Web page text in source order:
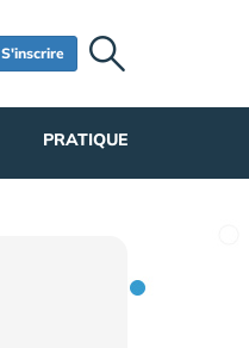
S'inscrire
PRATIQUE